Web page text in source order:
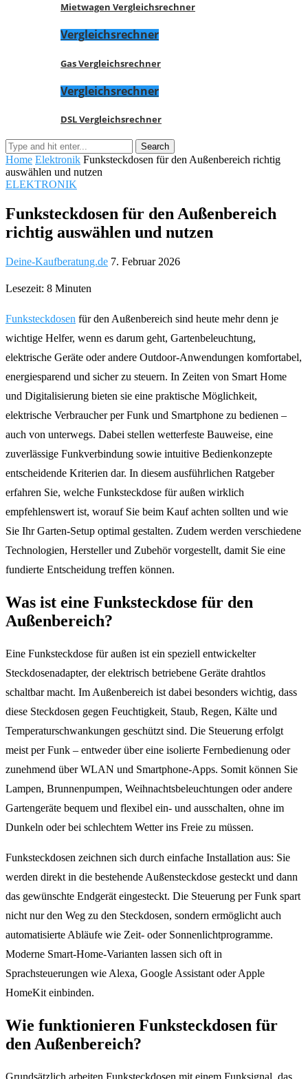
Mietwagen Vergleichsrechner
Vergleichsrechner
Gas Vergleichsrechner
Vergleichsrechner
DSL Vergleichsrechner
Home Elektronik Funksteckdosen für den Außenbereich richtig
auswählen und nutzen
ELEKTRONIK
Funksteckdosen für den Außenbereich
richtig auswählen und nutzen
Deine-Kaufberatung.de 7. Februar 2026
Lesezeit: 8 Minuten
Funksteckdosen für den Außenbereich sind heute mehr denn je
wichtige Helfer, wenn es darum geht, Gartenbeleuchtung,
elektrische Geräte oder andere Outdoor-Anwendungen komfortabel,
energiesparend und sicher zu steuern. In Zeiten von Smart Home
und Digitalisierung bieten sie eine praktische Möglichkeit,
elektrische Verbraucher per Funk und Smartphone zu bedienen –
auch von unterwegs. Dabei stellen wetterfeste Bauweise, eine
zuverlässige Funkverbindung sowie intuitive Bedienkonzepte
entscheidende Kriterien dar. In diesem ausführlichen Ratgeber
erfahren Sie, welche Funksteckdose für außen wirklich
empfehlenswert ist, worauf Sie beim Kauf achten sollten und wie
Sie Ihr Garten-Setup optimal gestalten. Zudem werden verschiedene
Technologien, Hersteller und Zubehör vorgestellt, damit Sie eine
fundierte Entscheidung treffen können.
Was ist eine Funksteckdose für den
Außenbereich?
Eine Funksteckdose für außen ist ein speziell entwickelter
Steckdosenadapter, der elektrisch betriebene Geräte drahtlos
schaltbar macht. Im Außenbereich ist dabei besonders wichtig, dass
diese Steckdosen gegen Feuchtigkeit, Staub, Regen, Kälte und
Temperaturschwankungen geschützt sind. Die Steuerung erfolgt
meist per Funk – entweder über eine isolierte Fernbedienung oder
zunehmend über WLAN und Smartphone-Apps. Somit können Sie
Lampen, Brunnenpumpen, Weihnachtsbeleuchtungen oder andere
Gartengeräte bequem und flexibel ein- und ausschalten, ohne im
Dunkeln oder bei schlechtem Wetter ins Freie zu müssen.
Funksteckdosen zeichnen sich durch einfache Installation aus: Sie
werden direkt in die bestehende Außensteckdose gesteckt und dann
das gewünschte Endgerät eingesteckt. Die Steuerung per Funk spart
nicht nur den Weg zu den Steckdosen, sondern ermöglicht auch
automatisierte Abläufe wie Zeit- oder Sonnenlichtprogramme.
Moderne Smart-Home-Varianten lassen sich oft in
Sprachsteuerungen wie Alexa, Google Assistant oder Apple
HomeKit einbinden.
Wie funktionieren Funksteckdosen für
den Außenbereich?
Grundsätzlich arbeiten Funksteckdosen mit einem Funksignal, das